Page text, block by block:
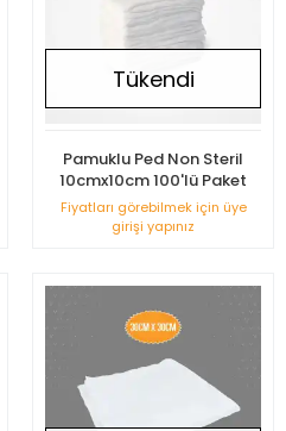
Tükendi
Pamuklu Ped Non Steril
10cmx10cm 100'lü Paket
Fiyatları görebilmek için üye
girişi yapınız